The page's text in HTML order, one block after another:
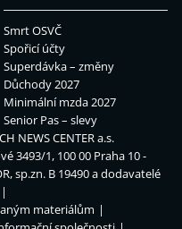
Smrt OSVČ
Spořicí účty
Superdávka – změny
Důchody 2027
Minimální mzda 2027
Senior Pas – slevy
NEWS CENTER a.s.
3493/1, 100 00 Praha 10 -
sp.zn. B 19490 a dodavatelé
materiálům